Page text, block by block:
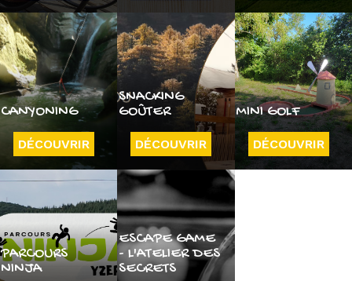
CANYONING
DÉCOUVRIR
SNACKING
GOÛTER
DÉCOUVRIR
MINI GOLF
DÉCOUVRIR
PARCOURS
NINJA
ESCAPE GAME
- L'ATELIER DES
SECRETS